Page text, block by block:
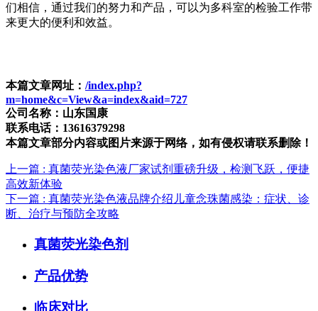
们相信，通过我们的努力和产品，可以为多科室的检验工作带
来更大的便利和效益。
本篇文章网址： /index.php?
m=home&c=View&a=index&aid=727
公司名称：山东国康
联系电话：13616379298
本篇文章部分内容或图片来源于网络，如有侵权请联系删除！
上一篇 : 真菌荧光染色液厂家试剂重磅升级，检测飞跃，便捷
高效新体验
下一篇 : 真菌荧光染色液品牌介绍儿童念珠菌感染：症状、诊
断、治疗与预防全攻略
真菌荧光染色剂
产品优势
临床对比